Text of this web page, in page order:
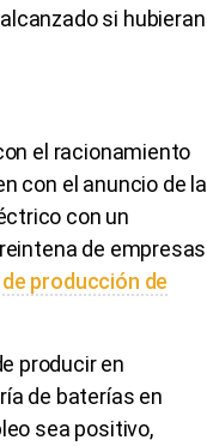
si hubieran
el racionamiento
con el anuncio de la
con un
de empresas
producción de
producir en
de baterías en
sea positivo,